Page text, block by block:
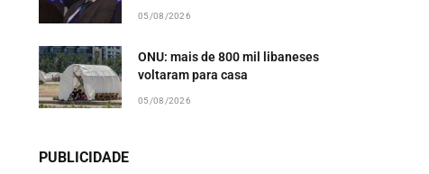
05/08/2026
ONU: mais de 800 mil libaneses
voltaram para casa
05/08/2026
PUBLICIDADE